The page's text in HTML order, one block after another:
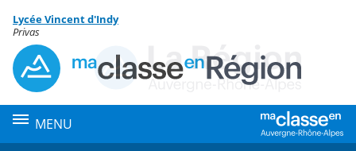
Menu de la rubrique
Contenu
Lycée Vincent d'Indy
Privas
MENU